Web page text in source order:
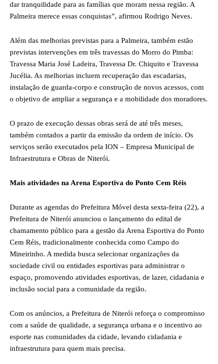
dar tranquilidade para as famílias que moram nessa região. A
Palmeira merece essas conquistas”, afirmou Rodrigo Neves.
Além das melhorias previstas para a Palmeira, também estão
previstas intervenções em três travessas do Morro do Pimba:
Travessa Maria José Ladeira, Travessa Dr. Chiquito e Travessa
Jucélia. As melhorias incluem recuperação das escadarias,
instalação de guarda-corpo e construção de novos acessos, com
o objetivo de ampliar a segurança e a mobilidade dos moradores.
O prazo de execução dessas obras será de até três meses,
também contados a partir da emissão da ordem de início. Os
serviços serão executados pela ION – Empresa Municipal de
Infraestrutura e Obras de Niterói.
Mais atividades na Arena Esportiva do Ponto Cem Réis
Durante as agendas do Prefeitura Móvel desta sexta-feira (22), a
Prefeitura de Niterói anunciou o lançamento do edital de
chamamento público para a gestão da Arena Esportiva do Ponto
Cem Réis, tradicionalmente conhecida como Campo do
Mineirinho. A medida busca selecionar organizações da
sociedade civil ou entidades esportivas para administrar o
espaço, promovendo atividades esportivas, de lazer, cidadania e
inclusão social para a comunidade da região.
Com os anúncios, a Prefeitura de Niterói reforça o compromisso
com a saúde de qualidade, a segurança urbana e o incentivo ao
esporte nas comunidades da cidade, levando cidadania e
infraestrutura para quem mais precisa.